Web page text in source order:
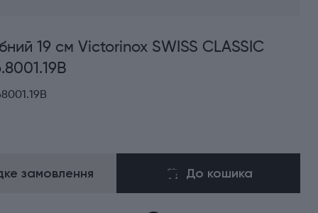
19 см Victorinox SWISS CLASSIC
замовлення До кошика